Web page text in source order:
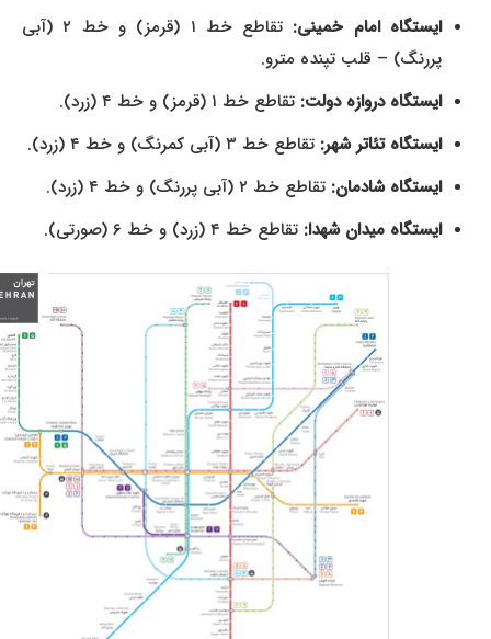
ایستگاه امام خمینی:
تقاطع خط ۱ (قرمز) و خط ۲ (آبی
پررنگ) – قلب تپنده مترو.
ایستگاه دروازه دولت:تقاطع خط ۱ (قرمز) و خط ۴ (زرد).
ایستگاه تئاتر شهر:تقاطع خط ۳ (آبی کمرنگ) و خط ۴ (زرد).
ایستگاه شادمان:تقاطع خط ۲ (آبی پررنگ) و خط ۴ (زرد).
ایستگاه میدان شهدا:تقاطع خط ۴ (زرد) و خط ۶ (صورتی).